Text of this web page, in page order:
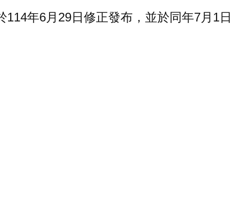
年6月29日修正發布，並於同年7月1日